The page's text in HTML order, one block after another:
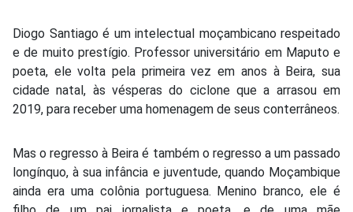
Diogo Santiago é um intelectual moçambicano respeitado
e de muito prestígio. Professor universitário em Maputo e
poeta, ele volta pela primeira vez em anos à Beira, sua
cidade natal, às vésperas do ciclone que a arrasou em
2019, para receber uma homenagem de seus conterrâneos.
Mas o regresso à Beira é também o regresso a um passado
longínquo, à sua infância e juventude, quando Moçambique
ainda era uma colônia portuguesa. Menino branco, ele é